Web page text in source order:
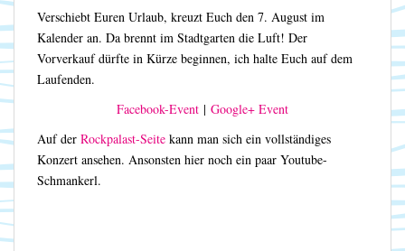
Verschiebt Euren Urlaub, kreuzt Euch den 7. August im
Kalender an. Da brennt im Stadtgarten die Luft! Der
Vorverkauf dürfte in Kürze beginnen, ich halte Euch auf dem
Laufenden.
Facebook-Event | Google+ Event
Auf der Rockpalast-Seite kann man sich ein vollständiges
Konzert ansehen. Ansonsten hier noch ein paar Youtube-
Schmankerl.